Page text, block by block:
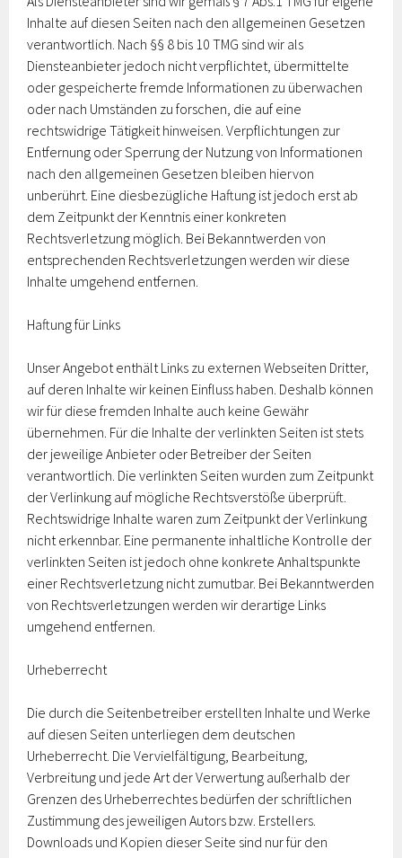
Inhalte auf diesen Seiten nach den allgemeinen Gesetzen
verantwortlich. Nach §§ 8 bis 10 TMG sind wir als
Diensteanbieter jedoch nicht verpflichtet, übermittelte
oder gespeicherte fremde Informationen zu überwachen
oder nach Umständen zu forschen, die auf eine
rechtswidrige Tätigkeit hinweisen. Verpflichtungen zur
Entfernung oder Sperrung der Nutzung von Informationen
nach den allgemeinen Gesetzen bleiben hiervon
unberührt. Eine diesbezügliche Haftung ist jedoch erst ab
dem Zeitpunkt der Kenntnis einer konkreten
Rechtsverletzung möglich. Bei Bekanntwerden von
entsprechenden Rechtsverletzungen werden wir diese
Inhalte umgehend entfernen.
Haftung für Links
Unser Angebot enthält Links zu externen Webseiten Dritter,
auf deren Inhalte wir keinen Einfluss haben. Deshalb können
wir für diese fremden Inhalte auch keine Gewähr
übernehmen. Für die Inhalte der verlinkten Seiten ist stets
der jeweilige Anbieter oder Betreiber der Seiten
verantwortlich. Die verlinkten Seiten wurden zum Zeitpunkt
der Verlinkung auf mögliche Rechtsverstöße überprüft.
Rechtswidrige Inhalte waren zum Zeitpunkt der Verlinkung
nicht erkennbar. Eine permanente inhaltliche Kontrolle der
verlinkten Seiten ist jedoch ohne konkrete Anhaltspunkte
einer Rechtsverletzung nicht zumutbar. Bei Bekanntwerden
von Rechtsverletzungen werden wir derartige Links
umgehend entfernen.
Urheberrecht
Die durch die Seitenbetreiber erstellten Inhalte und Werke
auf diesen Seiten unterliegen dem deutschen
Urheberrecht. Die Vervielfältigung, Bearbeitung,
Verbreitung und jede Art der Verwertung außerhalb der
Grenzen des Urheberrechtes bedürfen der schriftlichen
Zustimmung des jeweiligen Autors bzw. Erstellers.
Downloads und Kopien dieser Seite sind nur für den